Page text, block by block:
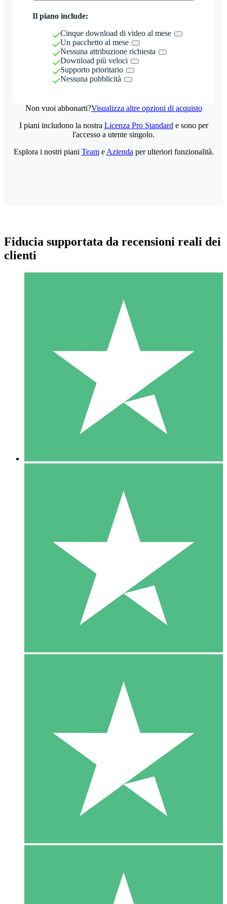
Il piano include:
Cinque download di video al mese
Un pacchetto al mese
Nessuna attribuzione richiesta
Download più veloci
Supporto prioritario
Nessuna pubblicità
Non vuoi abbonarti?Visualizza altre opzioni di acquisto
Pacchetti di Crediti Individuali
Paga a consumo con crediti di download. Nessun impegno
1 Download
10
US$1500
10 Download
20
I piani includono la nostra Licenza Pro Standard e sono per
l'accesso a utente singolo.
Esplora i nostri piani Teame Azienda per ulteriori funzionalità.
Fiducia supportata da recensioni reali dei
clienti